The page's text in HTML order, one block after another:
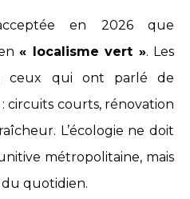
en 2026 que
« localisme vert ». Les
ceux qui ont parlé de
circuits courts, rénovation
L’écologie ne doit
métropolitaine, mais
quotidien.